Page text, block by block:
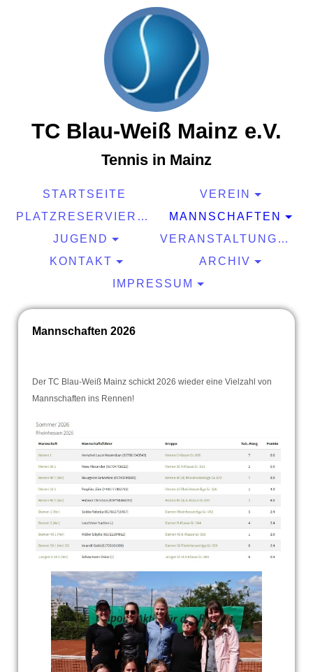
TC Blau-Weiß Mainz e.V.
Tennis in Mainz
STARTSEITE
VEREIN
PLATZRESERVIERUNG
MANNSCHAFTEN
JUGEND
VERANSTALTUNGEN
KONTAKT
ARCHIV
IMPRESSUM
Mannschaften 2026
Der TC Blau-Weiß Mainz schickt 2026 wieder eine Vielzahl von
Mannschaften ins Rennen!